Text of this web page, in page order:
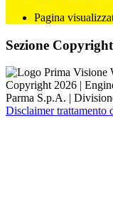
Pagina
Sezione Copyright
Copyright 2026 |
Parma S.p.A. |
Disclaimer trattamento